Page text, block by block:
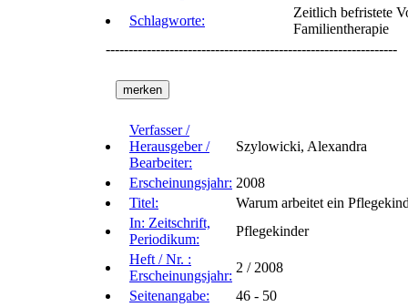
Schlagworte:
Zeitlich befristete
Familientherapie
----------------------------------------------------------------
Verfasser /
Herausgeber /
Bearbeiter:
Szylowicki, Alexandra
Erscheinungsjahr: 2008
Titel:
Warum arbeitet ein
In: Zeitschrift,
Periodikum:
Pflegekinder
Heft / Nr. :
Erscheinungsjahr:
2 / 2008
Seitenangabe:
46 - 50